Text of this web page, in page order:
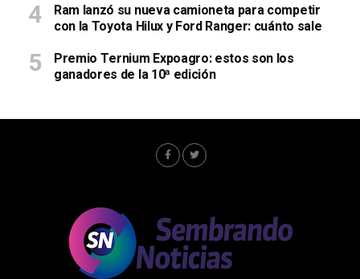
Ram lanzó su nueva camioneta para competir
con la Toyota Hilux y Ford Ranger: cuánto sale
Premio Ternium Expoagro: estos son los
ganadores de la 10ª edición